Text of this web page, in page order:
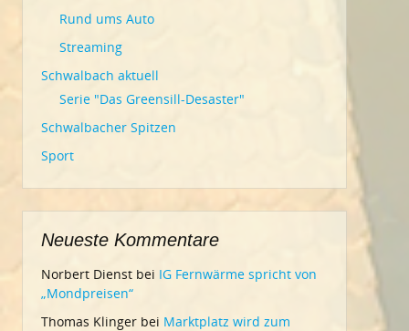
Rund ums Auto
Streaming
Schwalbach aktuell
Serie "Das Greensill-Desaster"
Schwalbacher Spitzen
Sport
Neueste Kommentare
Norbert Dienst bei IG Fernwärme spricht von
„Mondpreisen“
Thomas Klinger bei Marktplatz wird zum